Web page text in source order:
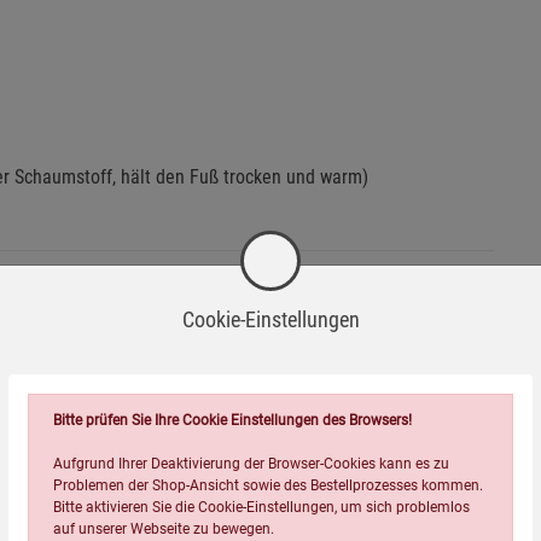
Schaumstoff, hält den Fuß trocken und warm)
getragen werden, die das Material angreifen können.
Cookie-Einstellungen
Bitte prüfen Sie Ihre Cookie Einstellungen des Browsers!
Aufgrund Ihrer Deaktivierung der Browser-Cookies kann es zu
Problemen der Shop-Ansicht sowie des Bestellprozesses kommen.
Bitte aktivieren Sie die Cookie-Einstellungen, um sich problemlos
auf unserer Webseite zu bewegen.